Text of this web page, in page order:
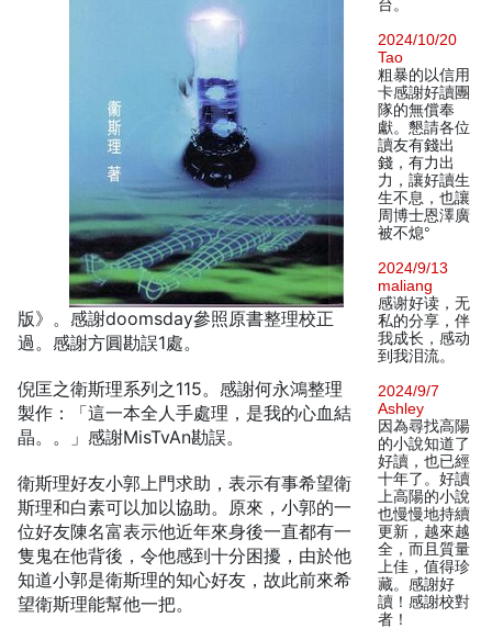
版》。感謝doomsday參照原書整理校正
過。感謝方圓勘誤1處。
倪匡之衛斯理系列之115。感謝何永鴻整理
製作：「這一本全人手處理，是我的心血結
晶。。」感謝MisTvAn勘誤。
衛斯理好友小郭上門求助，表示有事希望衛
斯理和白素可以加以協助。原來，小郭的一
位好友陳名富表示他近年來身後一直都有一
隻鬼在他背後，令他感到十分困擾，由於他
知道小郭是衛斯理的知心好友，故此前來希
望衛斯理能幫他一把。
台。
2024/10/20
Tao
粗暴的以信用
卡感謝好讀團
隊的無償奉
獻。懇請各位
讀友有錢出
錢，有力出
力，讓好讀生
生不息，也讓
周博士恩澤廣
被不熄°
2024/9/13
maliang
感谢好读，无
私的分享，伴
我成长，感动
到我泪流。
2024/9/7
Ashley
因為尋找高陽
的小說知道了
好讀，也已經
十年了。好讀
上高陽的小說
也慢慢地持續
更新，越來越
全，而且質量
上佳，值得珍
藏。感謝好
讀！感謝校對
者！